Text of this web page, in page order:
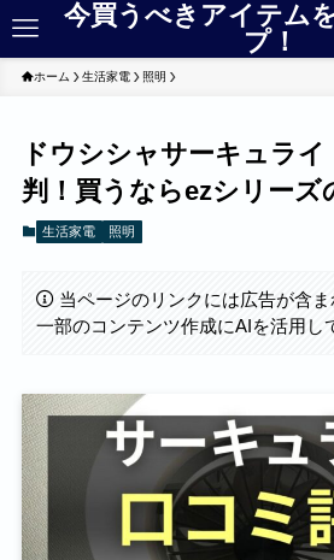
今買うべきアイテム
プ！
ホーム 生活家電 照明
ドウシシャサーキュラ
判！買うならezシリーズ
生活家電 照明
当ページのリンクには広告が含ま
一部のコンテンツ作成にAIを活用し